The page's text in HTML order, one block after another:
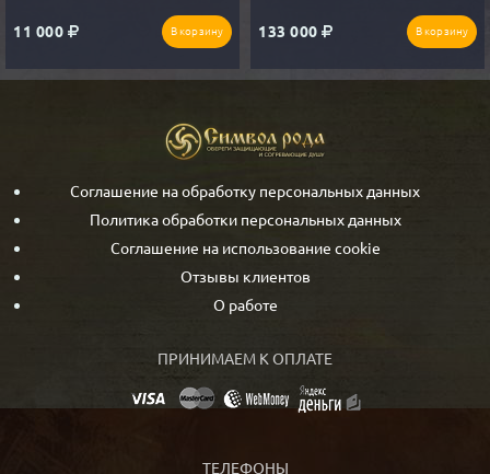
11 000 В корзину 133 000 В корзину
Соглашение на обработку персональных данных
Политика обработки персональных данных
Соглашение на использование cookie
Отзывы клиентов
О работе
ПРИНИМАЕМ К ОПЛАТЕ
ТЕЛЕФОНЫ